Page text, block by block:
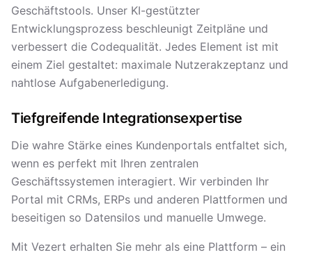
Geschäftstools. Unser KI-gestützter
Entwicklungsprozess beschleunigt Zeitpläne und
verbessert die Codequalität. Jedes Element ist mit
einem Ziel gestaltet: maximale Nutzerakzeptanz und
nahtlose Aufgabenerledigung.
Tiefgreifende Integrationsexpertise
Die wahre Stärke eines Kundenportals entfaltet sich,
wenn es perfekt mit Ihren zentralen
Geschäftssystemen interagiert. Wir verbinden Ihr
Portal mit CRMs, ERPs und anderen Plattformen und
beseitigen so Datensilos und manuelle Umwege.
Mit Vezert erhalten Sie mehr als eine Plattform – ein